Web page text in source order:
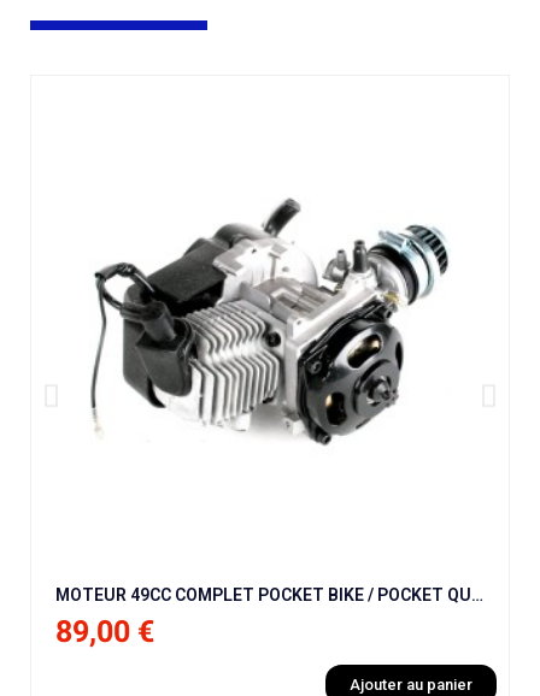
MOTEUR 49CC COMPLET POCKET BIKE / POCKET QUAD / CROSS / PISTE
89,00 €
Ajouter au panier